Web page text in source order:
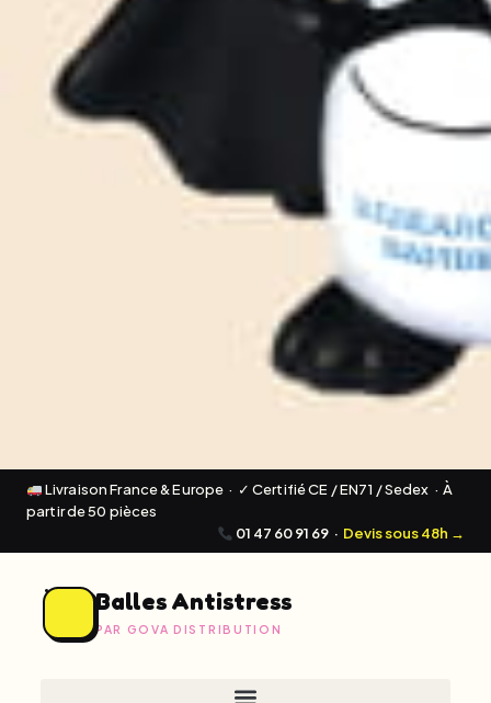
Livraison France & Europe · ✓ Certifié CE / EN71 / Sedex · À
partir de 50 pièces
01 47 60 91 69 · Devis sous 48h →
Balles Antistress
PAR GOVA DISTRIBUTION